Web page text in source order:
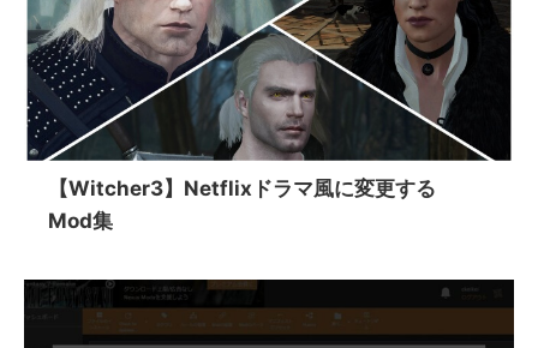
【Witcher3】Netflixドラマ風に変更する
Mod集